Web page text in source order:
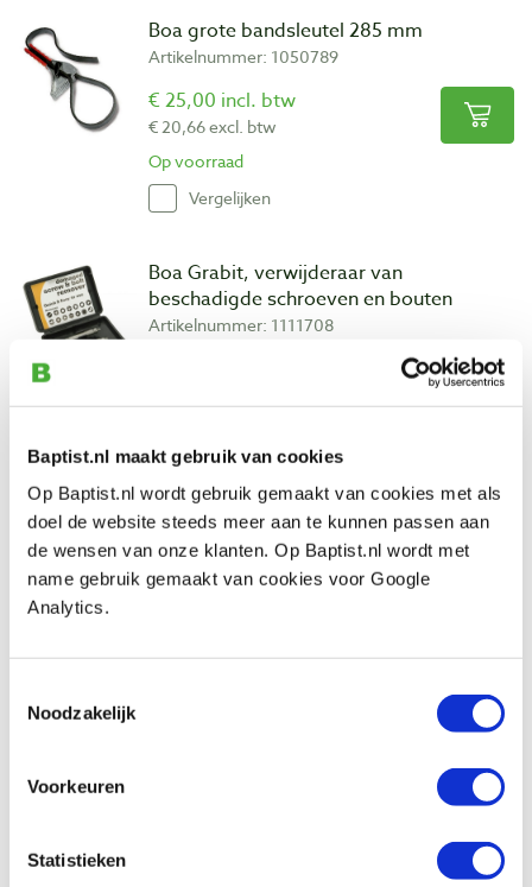
Baptist.nl maakt gebruik van cookies
Op Baptist.nl wordt gebruik gemaakt van cookies met als
doel de website steeds meer aan te kunnen passen aan
de wensen van onze klanten. Op Baptist.nl wordt met
name gebruik gemaakt van cookies voor Google
Analytics.
Noodzakelijk
Voorkeuren
Statistieken
Boa grote bandsleutel 285 mm
Artikelnummer: 1050789
€ 25,00 incl. btw
€ 20,66 excl. btw
Op voorraad
Vergelijken
Boa Grabit, verwijderaar van
beschadigde schroeven en bouten
Artikelnummer: 1111708
Vergelijken
Vorige
1
Volgende